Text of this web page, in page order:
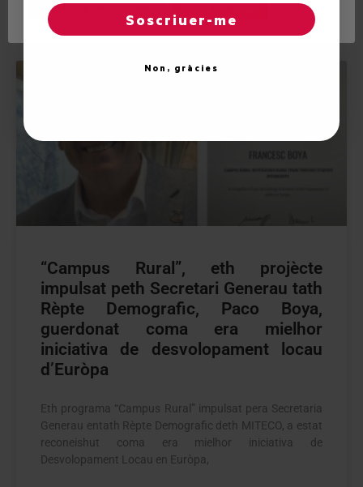
4 de November de 2025
“Campus Rural”, eth projècte
impulsat peth Secretari Generau tath
Rèpte Demografic, Paco Boya,
guerdonat coma era mielhor
iniciativa de desvolopament locau
d’Euròpa
Eth programa “Campus Rural” impulsat pera Secretaria
Generau entath Rèpte Demografic deth MITECO, a estat
reconeishut coma era mielhor iniciativa de
Desvolopament Locau en Euròpa,
Reglatges de "cookies" Acceptar totes
Soscriuer-me
Non, gràcies